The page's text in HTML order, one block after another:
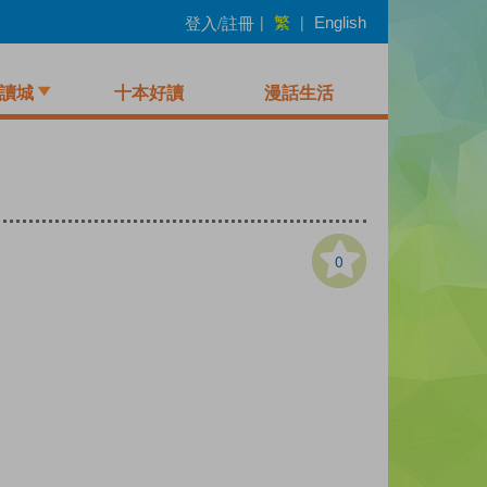
登入/註冊 | 繁 | English
城 十本好讀 漫話生活
0